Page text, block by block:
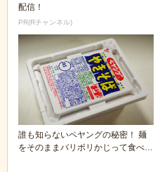
配信！
PR(Rチャンネル)
誰も知らないペヤングの秘密！ 麺
をそのままバリボリかじって食べる